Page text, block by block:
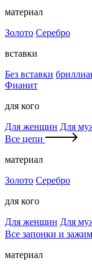
материал
Золото Серебро
вставки
Без вставки
Фианит
для кого
Для женщин Для
Все цепи
материал
Золото Серебро
для кого
Для женщин Для
Все запонки и
материал